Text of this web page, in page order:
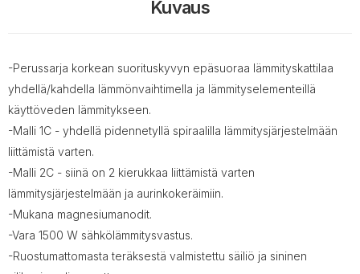
Kuvaus
-Perussarja korkean suorituskyvyn epäsuoraa lämmityskattilaa
yhdellä/kahdella lämmönvaihtimella ja lämmityselementeillä
käyttöveden lämmitykseen.
-Malli 1C - yhdellä pidennetyllä spiraalilla lämmitysjärjestelmään
liittämistä varten.
-Malli 2C - siinä on 2 kierukkaa liittämistä varten
lämmitysjärjestelmään ja aurinkokeräimiin.
-Mukana magnesiumanodit.
-Vara 1500 W sähkölämmitysvastus.
-Ruostumattomasta teräksestä valmistettu säiliö ja sininen